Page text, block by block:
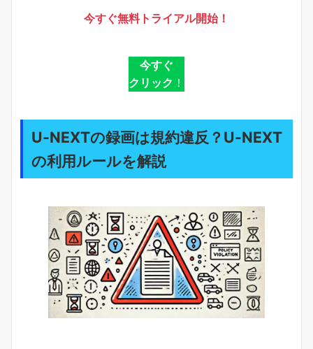
今すぐ無料トライアル開始！
今すぐ
クリック ！
U-NEXTの録画は規約違反？U-NEXT
の利用ルールを解説